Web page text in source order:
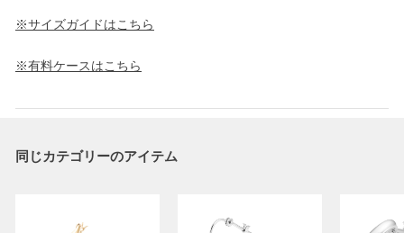
※サイズガイドはこちら
※有料ケースはこちら
同じカテゴリーのアイテム